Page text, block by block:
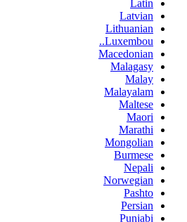
Latin
Latvian
Lithuanian
Luxembou..
Macedonian
Malagasy
Malay
Malayalam
Maltese
Maori
Marathi
Mongolian
Burmese
Nepali
Norwegian
Pashto
Persian
Punjabi